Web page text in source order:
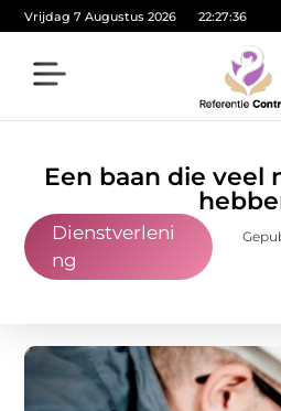
Vrijdag 7 Augustus 2026 22:27:37
Een baan die veel
Dienstverleni
ng